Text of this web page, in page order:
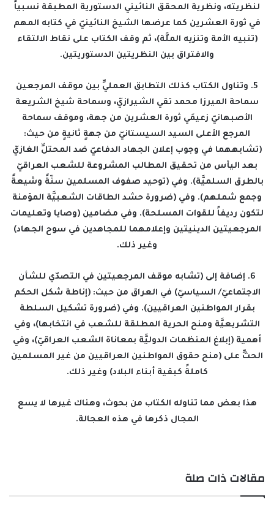
لنظريته، ونظرية المحقق النائيني الدستورية المطبقة نسبياً
في ثورة العشرين كما عرضها الشيخ النائينيّ في كتابه المهم
(تنبيه الأمة وتنزيه الملَّة)، ثم وقف الكتاب على نقاط الالتقاء
والافتراق بين النظريتين الدستوريتين.
5. وتناول الكتاب كذلك التطابق العمليِّ بين موقف المرجعين
سماحة الميرزا محمد تقي الشيرازيّ، وسماحة شيخ الشريعة
الأصبهانيّ زعيمَي ثورة العشرين من جهة، وموقف سماحة
المرجع الأعلى السيد السيستانيّ من جهةٍ ثانيةٍ من حيث:
(تشابههما في وجوب إعلان الجهاد الدفاعيّ ضد المحتلِّ الغازيّ
بعد اليأس من تحقيق المطالب المشروعة للشعب العراقيّ
بالطرق السلميَّة). وفي (توحيد صفوف المسلمين سنّةً وشيعةً
وجمع شملهم). وفي (ضرورة حشد الطاقات الشعبيَّة المؤمنة
لتكون رديفاً للقوات المسلحة). وفي مضامين (وصايا وتعليمات
المرجعيتين الدينيتين وإعلامهما للمجاهدين في سوح الجهاد)
وغير ذلك.
6. إضافة إلى (تشابه موقف المرجعيتين في التصدّي للشأن
الاجتماعيّ/ السياسيّ) في العراق من حيث: (إناطة شكل الحكم
بقرار المواطنين العراقيين). وفي (ضرورة تشكيل السلطة
التشريعيَّة ومنح الحرية المطلقة للشعب في انتخابها)، وفي
أهمية (إبلاغ المنظمات الدوليَّة بمعاناة الشعب العراقيّ)، وفي
الحثِّ على (منح حقوق المواطنين العراقيين من غير المسلمين
كاملةً كبقية أبناء البلاد) وغير ذلك.
هذا بعض مما تناوله الكتاب من بحوث، وهناك غيرها لا يسع
المجال ذكرها في هذه العجالة.
مقالات ذات صلة